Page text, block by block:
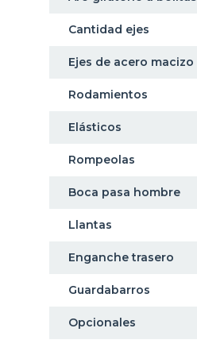
Cantidad ejes
Ejes de acero macizo
Rodamientos
Elásticos
Rompeolas
Boca pasa hombre
Llantas
Enganche trasero
Guardabarros
Opcionales